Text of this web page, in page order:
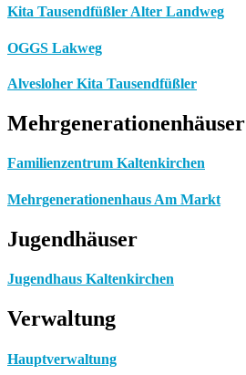
Kita Tausendfüßler Alter Landweg
OGGS Lakweg
Alvesloher Kita Tausendfüßler
Mehrgenerationenhäuser
Familienzentrum Kaltenkirchen
Mehrgenerationenhaus Am Markt
Jugendhäuser
Jugendhaus Kaltenkirchen
Verwaltung
Hauptverwaltung